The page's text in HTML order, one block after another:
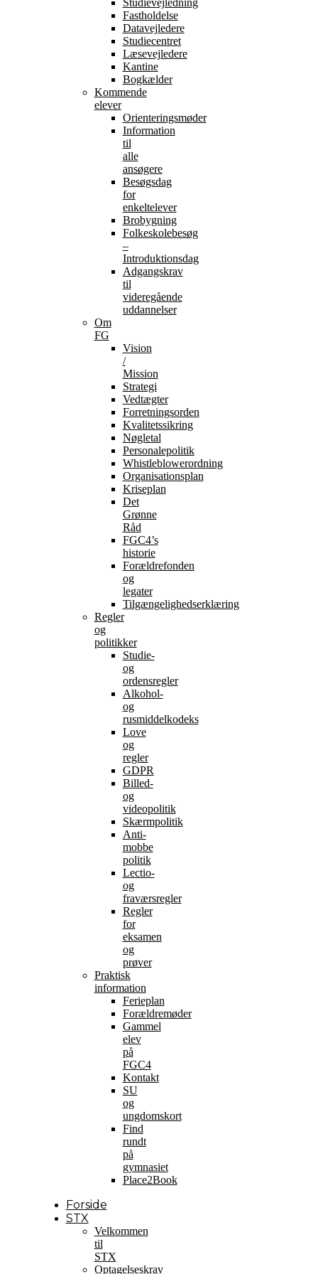
Fastholdelse
Datavejledere
Studiecentret
Læsevejledere
Kantine
Bogkælder
Kommende
elever
Orienteringsmøder
Information
til
alle
ansøgere
Besøgsdag
for
enkeltelever
Brobygning
Folkeskolebesøg
–
Introduktionsdag
Adgangskrav
til
videregående
uddannelser
Om
FG
Vision
/
Mission
Strategi
Vedtægter
Forretningsorden
Kvalitetssikring
Nøgletal
Personalepolitik
Whistleblowerordning
Organisationsplan
Kriseplan
Det
Grønne
Råd
FGC4’s
historie
Forældrefonden
og
legater
Tilgængelighedserklæring
Regler
og
politikker
Studie-
og
ordensregler
Alkohol-
og
rusmiddelkodeks
Love
og
regler
GDPR
Billed-
og
videopolitik
Skærmpolitik
Anti-
mobbe
politik
Lectio-
og
fraværsregler
Regler
for
eksamen
og
prøver
Praktisk
information
Ferieplan
Forældremøder
Gammel
elev
på
FGC4
Kontakt
SU
og
ungdomskort
Find
rundt
på
gymnasiet
Place2Book
Forside
STX
Velkommen
til
STX
Optagelseskrav